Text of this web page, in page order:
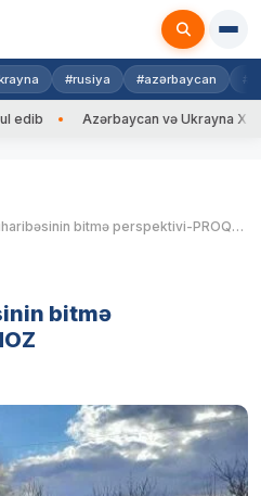
#rusiya #azərbaycan
Azərbaycan və Ukrayna XİN
Ukrayna müharibəsinin bitmə perspektivi-PROQNOZ
bitmə